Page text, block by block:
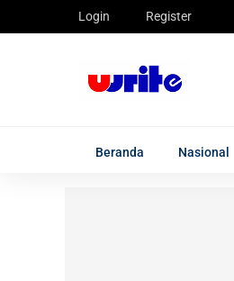
Login Register
Beranda Nasional